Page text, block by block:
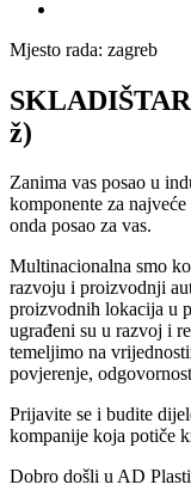
Mjesto rada: zagreb
ž)
Zanima vas posao u
komponente za
onda posao za vas.
Multinacionalna smo
razvoju i proizvodnji
proizvodnih lokacija u
ugrađeni su u razvoj i
temeljimo na
povjerenje,
Prijavite se i budite
kompanije koja potiče
Dobro došli u AD